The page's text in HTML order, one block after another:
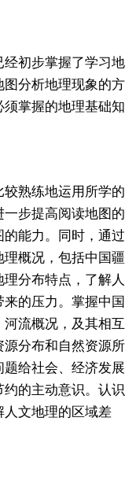
初步掌握了学习地
分析地理现象的方
掌握的地理基础知
熟练地运用所学的
步提高阅读地图的
能力。同时，通过
概况，包括中国疆
分布特点，了解人
的压力。掌握中国
流概况，及其相互
分布和自然资源所
给社会、经济发展
的主动意识。认识
文地理的区域差